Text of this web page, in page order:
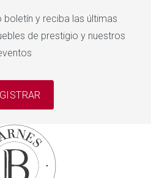
boletín y reciba las últimas
de prestigio y nuestros